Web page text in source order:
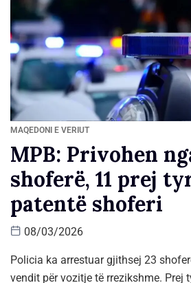
MAQEDONI E VERIUT
MPB: Privohen
shoferë, 11 prej
patentë shoferi
08/03/2026
Policia ka arrestuar gjithsej 23
vendit për vozitje të rrezikshme. Prej